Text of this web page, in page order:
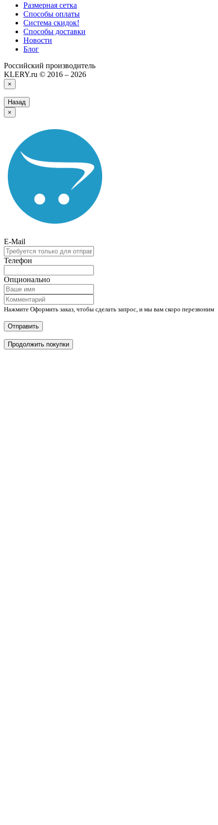
Размерная сетка
Способы оплаты
Система скидок!
Способы доставки
Новости
Блог
Российский производитель
KLERY.ru © 2016 – 2026
×
Назад
×
E-Mail
Телефон
Опционально
Нажмите Оформить заказ, чтобы сделать запрос, и мы вам скоро перезвоним
Отправить
Продолжить покупки